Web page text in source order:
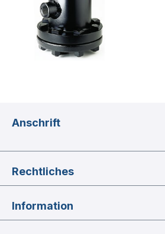
Anschrift
Rechtliches
Information